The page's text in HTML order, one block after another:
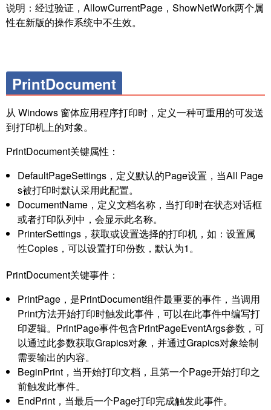
说明：经过验证，AllowCurrentPage，ShowNetWork两个属
性在新版的操作系统中不生效。
PrintDocument
从 Windows 窗体应用程序打印时，定义一种可重用的可发送
到打印机上的对象。
PrintDocument关键属性：
DefaultPageSettings，定义默认的Page设置，当All Page
s被打印时默认采用此配置。
DocumentName，定义文档名称，当打印时在状态对话框
或者打印队列中，会显示此名称。
PrinterSettings，获取或设置选择的打印机，如：设置属
性Copies，可以设置打印份数，默认为1。
PrintDocument关键事件：
PrintPage，是PrintDocument组件最重要的事件，当调用
Print方法开始打印时触发此事件，可以在此事件中编写打
印逻辑。PrintPage事件包含PrintPageEventArgs参数，可
以通过此参数获取Grapics对象，并通过Grapics对象绘制
需要输出的内容。
BeginPrint，当开始打印文档，且第一个Page开始打印之
前触发此事件。
EndPrint，当最后一个Page打印完成触发此事件。